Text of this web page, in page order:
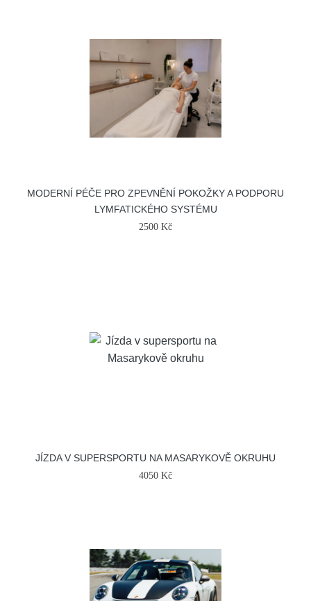
MODERNÍ PÉČE PRO ZPEVNĚNÍ POKOŽKY A PODPORU
LYMFATICKÉHO SYSTÉMU
2500 Kč
JÍZDA V SUPERSPORTU NA MASARYKOVĚ OKRUHU
4050 Kč